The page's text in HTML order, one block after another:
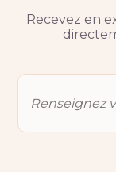
Recevez en